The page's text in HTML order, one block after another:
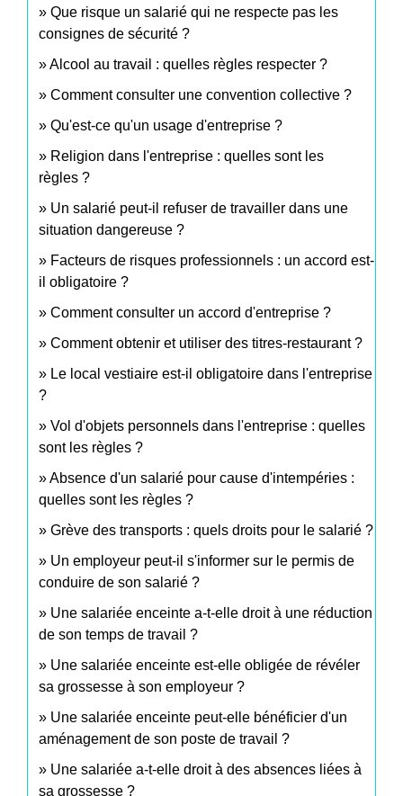
Que risque un salarié qui ne respecte pas les
consignes de sécurité ?
Alcool au travail : quelles règles respecter ?
Comment consulter une convention collective ?
Qu'est-ce qu'un usage d'entreprise ?
Religion dans l'entreprise : quelles sont les
règles ?
Un salarié peut-il refuser de travailler dans une
situation dangereuse ?
Facteurs de risques professionnels : un accord est-
il obligatoire ?
Comment consulter un accord d'entreprise ?
Comment obtenir et utiliser des titres-restaurant ?
Le local vestiaire est-il obligatoire dans l'entreprise
?
Vol d'objets personnels dans l'entreprise : quelles
sont les règles ?
Absence d'un salarié pour cause d'intempéries :
quelles sont les règles ?
Grève des transports : quels droits pour le salarié ?
Un employeur peut-il s'informer sur le permis de
conduire de son salarié ?
Une salariée enceinte a-t-elle droit à une réduction
de son temps de travail ?
Une salariée enceinte est-elle obligée de révéler
sa grossesse à son employeur ?
Une salariée enceinte peut-elle bénéficier d'un
aménagement de son poste de travail ?
Une salariée a-t-elle droit à des absences liées à
sa grossesse ?